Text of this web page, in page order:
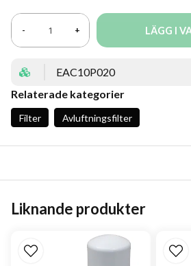
- + LÄGG I
EAC10P020
Relaterade kategorier
Filter Avluftningsfilter
Liknande produkter